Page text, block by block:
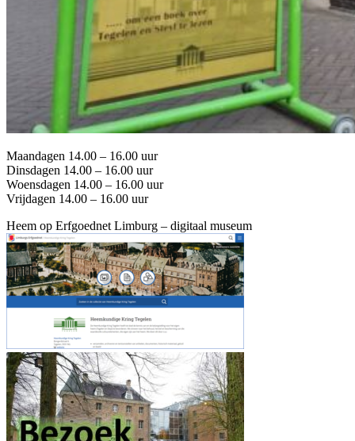
Maandagen 14.00 – 16.00 uur
Dinsdagen 14.00 – 16.00 uur
Woensdagen 14.00 – 16.00 uur
Vrijdagen 14.00 – 16.00 uur
Heem op Erfgoednet Limburg – digitaal museum